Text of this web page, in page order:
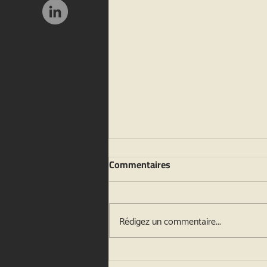
Entreprendre comme une
Commentaires
Rédigez un commentaire...